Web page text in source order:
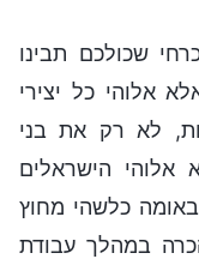
שכולכם תבינו
אלוהי כל יצירי
לא רק את בני
הישראלים
כלשהי מחוץ
במהלך עבודת